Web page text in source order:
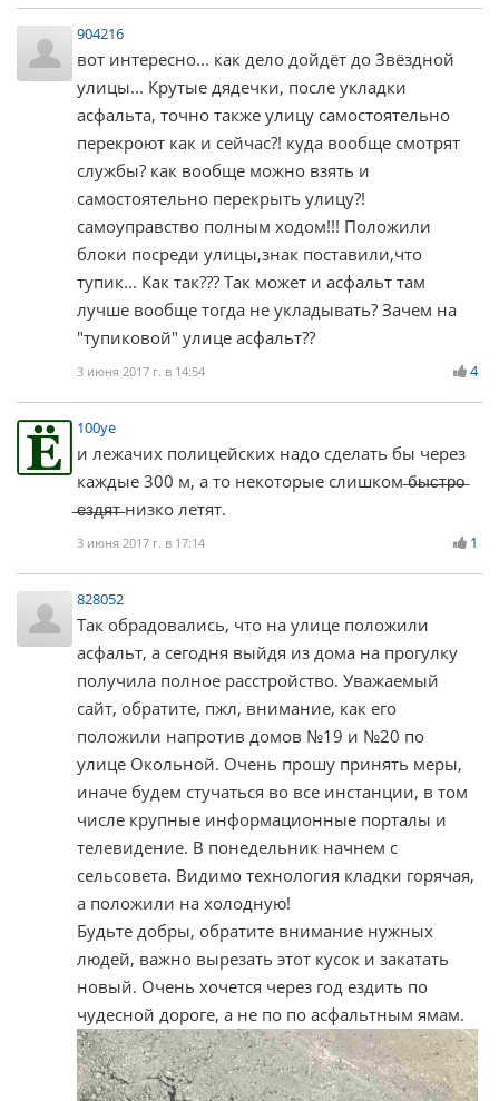
904216
вот интересно... как дело дойдёт до Звёздной
улицы... Крутые дядечки, после укладки
асфальта, точно также улицу самостоятельно
перекроют как и сейчас?! куда вообще смотрят
службы? как вообще можно взять и
самостоятельно перекрыть улицу?!
самоуправство полным ходом!!! Положили
блоки посреди улицы,знак поставили,что
тупик... Как так??? Так может и асфальт там
лучше вообще тогда не укладывать? Зачем на
"тупиковой" улице асфальт??
3 июня 2017 г. в 14:54 4
100ye
и лежачих полицейских надо сделать бы через
каждые 300 м, а то некоторые слишком ̶б̶ы̶с̶т̶р̶о̶
̶е̶з̶д̶я̶т̶ низко летят.
3 июня 2017 г. в 17:14 1
828052
Так обрадовались, что на улице положили
асфальт, а сегодня выйдя из дома на прогулку
получила полное расстройство. Уважаемый
сайт, обратите, пжл, внимание, как его
положили напротив домов №19 и №20 по
улице Окольной. Очень прошу принять меры,
иначе будем стучаться во все инстанции, в том
числе крупные информационные порталы и
телевидение. В понедельник начнем с
сельсовета. Видимо технология кладки горячая,
а положили на холодную!
Будьте добры, обратите внимание нужных
людей, важно вырезать этот кусок и закатать
новый. Очень хочется через год ездить по
чудесной дороге, а не по по асфальтным ямам.